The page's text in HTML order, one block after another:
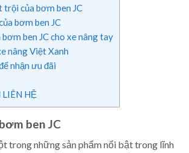
của bơm ben JC
bơm ben JC
bơm ben JC cho xe nâng tay
nâng Việt Xanh
nhận ưu đãi
HỆ
ben JC
trong những sản phẩm nổi bật trong lĩnh